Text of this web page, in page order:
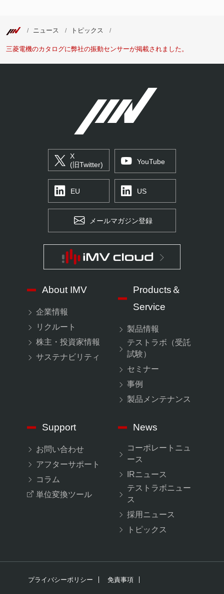
ニュース トピックス
三菱電機のカタログに弊社の振動センサーが掲載されました。
X
(旧Twitter)
YouTube
EU US
メールマガジン登録
About IMV
企業情報
リクルート
株主・投資家情報
サステナビリティ
Products＆
Service
製品情報
テストラボ（受託
試験）
セミナー
事例
製品メンテナンス
Support
お問い合わせ
アフターサポート
コラム
単位変換ツール
News
コーポレートニュ
ース
IRニュース
テストラボニュー
ス
採用ニュース
トピックス
プライバシーポリシー 免責事項